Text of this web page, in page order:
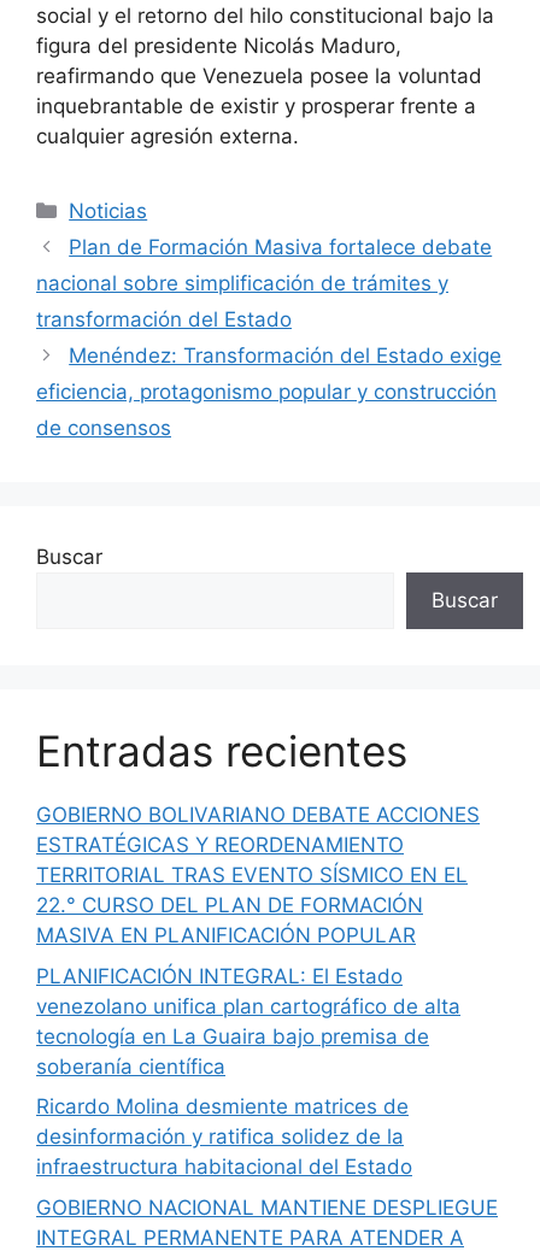
social y el retorno del hilo constitucional bajo la
figura del presidente Nicolás Maduro,
reafirmando que Venezuela posee la voluntad
inquebrantable de existir y prosperar frente a
cualquier agresión externa.
Noticias
Plan de Formación Masiva fortalece debate
nacional sobre simplificación de trámites y
transformación del Estado
Menéndez: Transformación del Estado exige
eficiencia, protagonismo popular y construcción
de consensos
Buscar
Buscar
Entradas recientes
GOBIERNO BOLIVARIANO DEBATE ACCIONES
ESTRATÉGICAS Y REORDENAMIENTO
TERRITORIAL TRAS EVENTO SÍSMICO EN EL
22.° CURSO DEL PLAN DE FORMACIÓN
MASIVA EN PLANIFICACIÓN POPULAR
PLANIFICACIÓN INTEGRAL: El Estado
venezolano unifica plan cartográfico de alta
tecnología en La Guaira bajo premisa de
soberanía científica
Ricardo Molina desmiente matrices de
desinformación y ratifica solidez de la
infraestructura habitacional del Estado
GOBIERNO NACIONAL MANTIENE DESPLIEGUE
INTEGRAL PERMANENTE PARA ATENDER A